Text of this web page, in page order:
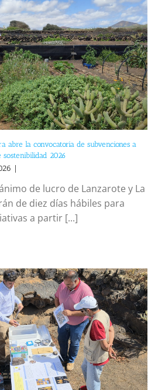
abre la convocatoria de subvenciones a
2026
|
de lucro de Lanzarote y La
de diez días hábiles para
a partir [...]